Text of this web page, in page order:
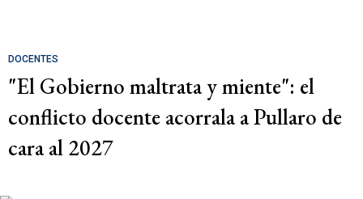
DOCENTES
"El Gobierno maltrata y miente": el
conflicto docente acorrala a Pullaro de
cara al 2027